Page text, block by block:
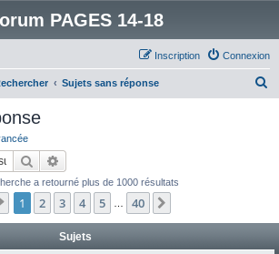
PAGES 14-18
Connexion
Inscription
Sujets sans réponse
Rechercher
a retourné plus de 1000 résultats
Page 1sur40
1 2 3 4 5 40
Sujets